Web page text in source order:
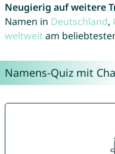
Neugierig auf weitere
Namen in Deutschland,
weltweitam
Namens-Quiz mit